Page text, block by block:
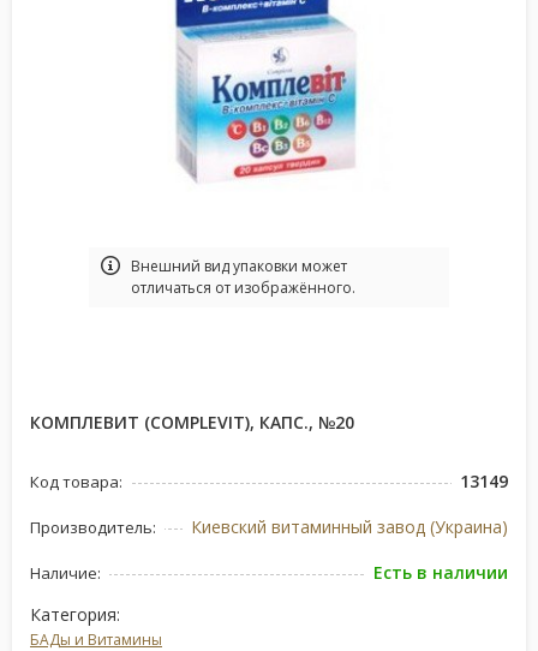
Bнешний вид упаковки может
отличаться от изображённого.
КОМПЛЕВИТ (COMPLEVIT), КАПС., №20
Код товара: 13149
Производитель: Киевский витаминный завод (Украина)
Наличие:
Есть в наличии
Категория:
БАДы и Витамины